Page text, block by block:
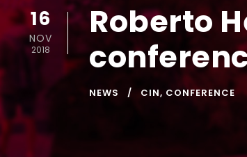
16
NOV
2018
Roberto
NEWS CIN, CONFERENCE